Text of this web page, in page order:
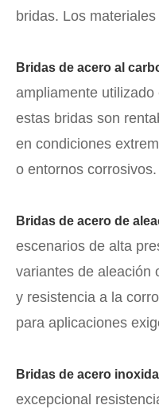
bridas. Los
Bridas de acero al
ampliamente
estas bridas son
en condiciones
o entornos corrosivos.
Bridas de acero de
escenarios de alta
variantes de aleación
y resistencia a la
para aplicaciones
Bridas de acero
excepcional